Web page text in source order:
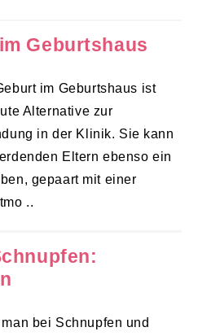
Geburtshaus
im Geburtshaus ist
Alternative zur
in der Klinik. Sie kann
Eltern ebenso ein
gepaart mit einer
..
bei Schnupfen und